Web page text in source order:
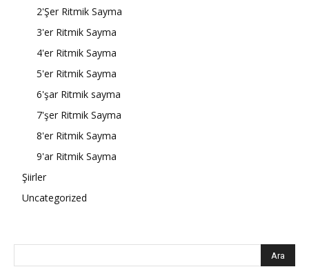
2'Şer Ritmik Sayma
3'er Ritmik Sayma
4'er Ritmik Sayma
5'er Ritmik Sayma
6'şar Ritmik sayma
7'şer Ritmik Sayma
8'er Ritmik Sayma
9'ar Ritmik Sayma
Şiirler
Uncategorized